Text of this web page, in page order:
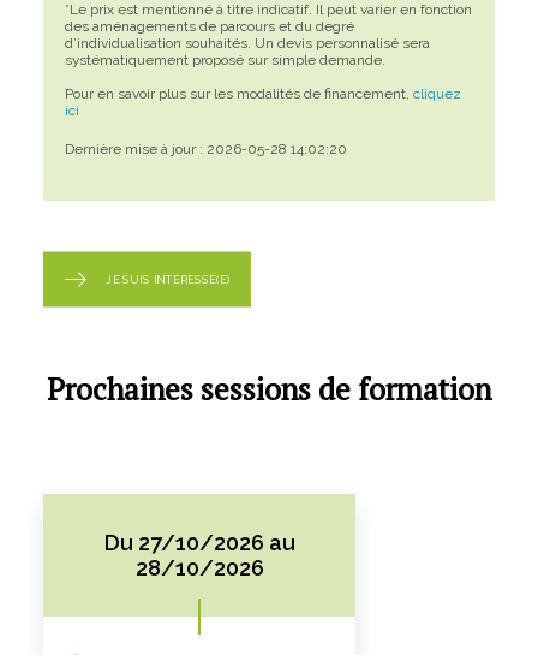
*Le prix est mentionné à titre indicatif. Il peut varier en fonction
des aménagements de parcours et du degré
d’individualisation souhaités. Un devis personnalisé sera
systématiquement proposé sur simple demande.
Pour en savoir plus sur les modalités de financement, cliquez
ici
Dernière mise à jour : 2026-05-28 14:02:20
JE SUIS INTÉRESSÉ(E)
Prochaines sessions de formation
Du 27/10/2026 au
28/10/2026